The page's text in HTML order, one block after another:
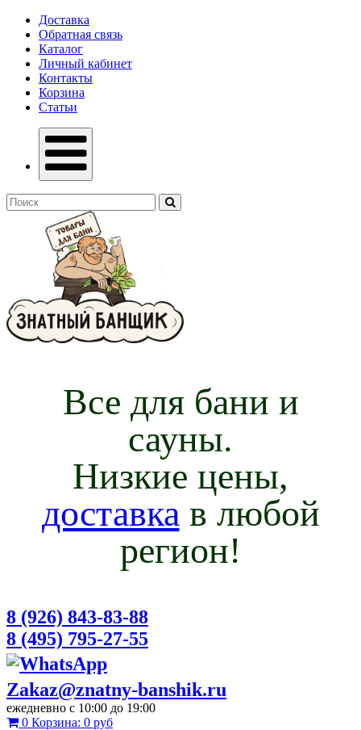
Доставка
Обратная связь
Каталог
Личный кабинет
Контакты
Корзина
Статьи
Все для бани и
сауны.
Низкие цены,
доставка в любой
регион!
8 (926) 843-83-88
8 (495) 795-27-55
Zakaz@znatny-banshik.ru
ежедневно с 10:00 до 19:00
0 Корзина: 0 руб